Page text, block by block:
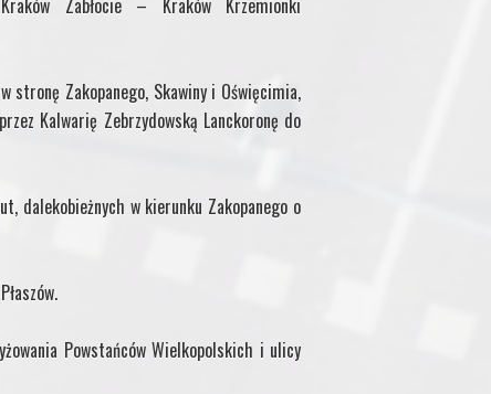
Zabłocie – Kraków Krzemionki
stronę Zakopanego, Skawiny i Oświęcimia,
Kalwarię Zebrzydowską Lanckoronę do
dalekobieżnych w kierunku Zakopanego o
Powstańców Wielkopolskich i ulicy